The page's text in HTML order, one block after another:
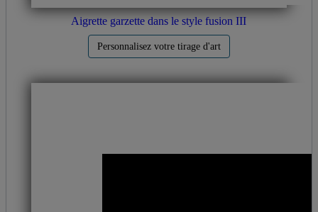
Aigrette garzette dans le style fusion III
Personnalisez votre tirage d'art